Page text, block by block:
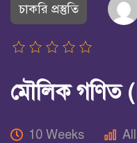
চাকরি প্রস্তুতি
মৌলিক গণিত
10 Weeks